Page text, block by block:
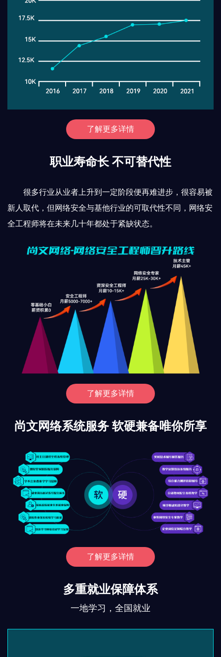
了解更多详情
职业寿命长 不可替代性
很多行业从业者上升到一定阶段便再难进步，很容易被
新人取代，但网络安全与基他行业的可取代性不同，网络安
全工程师将在未来几十年都处于紧缺状态。
了解更多详情
尚文网络系统服务 软硬兼备唯你所享
了解更多详情
多重就业保障体系
一地学习，全国就业